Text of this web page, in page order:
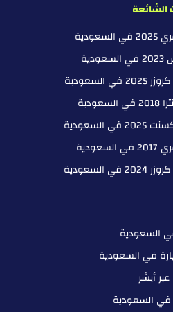
الشائعة
السعودية
السعودية
السعودية
السعودية
في السعودية
أبشر
في السعودية